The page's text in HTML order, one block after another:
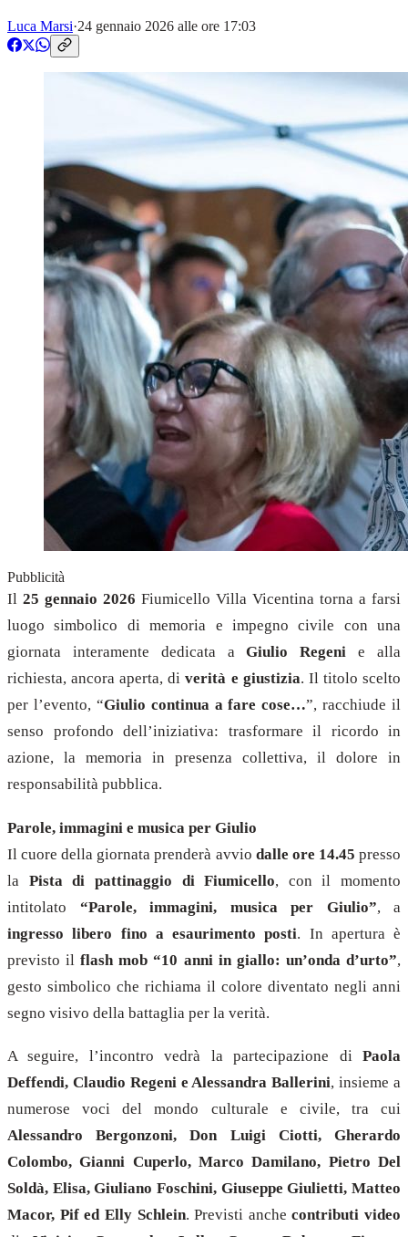
Luca Marsi·24 gennaio 2026 alle ore 17:03
Pubblicità
Il 25 gennaio 2026 Fiumicello Villa Vicentina torna a farsi
luogo simbolico di memoria e impegno civile con una
giornata interamente dedicata aGiulio Regeni e alla
richiesta, ancora aperta, diverità e giustizia. Il titolo scelto
per l’evento, “Giulio continua a fare cose…”, racchiude il
senso profondo dell’iniziativa: trasformare il ricordo in
azione, la memoria in presenza collettiva, il dolore in
responsabilità pubblica.
Parole, immagini e musica per Giulio
Il cuore della giornata prenderà avvio dalle ore 14.45 presso
la Pista di pattinaggio di Fiumicello, con il momento
intitolato “Parole, immagini, musica per Giulio”, a
ingresso libero fino a esaurimento posti. In apertura è
previsto ilflash mob “10 anni in giallo: un’onda d’urto”,
gesto simbolico che richiama il colore diventato negli anni
segno visivo della battaglia per la verità.
A seguire, l’incontro vedrà la partecipazione di Paola
Deffendi, Claudio Regeni e Alessandra Ballerini, insieme a
numerose voci del mondo culturale e civile, tra cui
Alessandro Bergonzoni, Don Luigi Ciotti, Gherardo
Colombo, Gianni Cuperlo, Marco Damilano, Pietro Del
Soldà, Elisa, Giuliano Foschini, Giuseppe Giulietti, Matteo
Macor, Pif ed Elly Schlein. Previsti anchecontributi video